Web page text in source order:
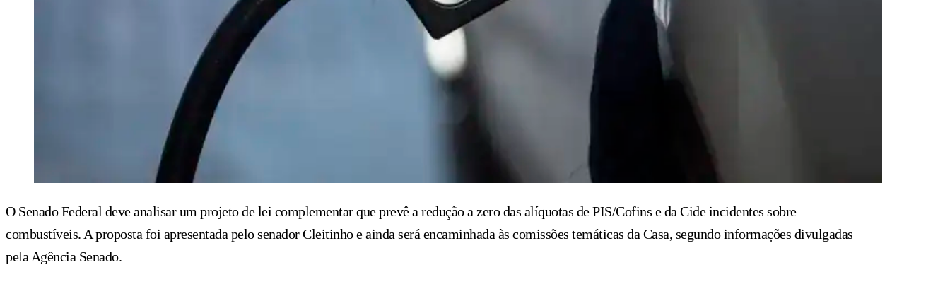
O Senado Federal deve analisar um projeto de lei complementar que prevê a redução a zero das alíquotas de PIS/Cofins e da Cide incidentes sobre
combustíveis. A proposta foi apresentada pelo senador Cleitinho e ainda será encaminhada às comissões temáticas da Casa, segundo informações divulgadas
pela Agência Senado.